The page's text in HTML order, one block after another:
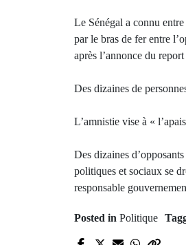
Le Sénégal a connu
par le bras de fer entre
après l’annonce du
Des dizaines de
L’amnistie vise à «
Des dizaines
politiques et sociaux se
responsable
Posted in Politique